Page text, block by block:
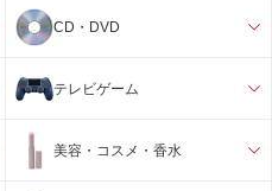
CD・DVD
テレビゲーム
美容・コスメ・香水